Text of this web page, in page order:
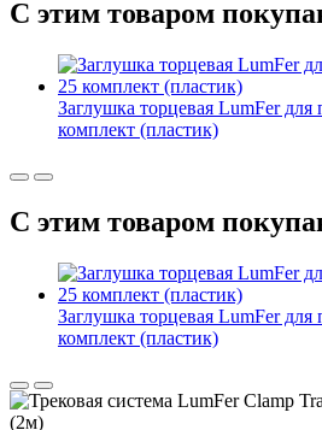
С этим товаром
Заглушка торцевая LumFer
комплект (пластик)
С этим товаром
Заглушка торцевая LumFer
комплект (пластик)